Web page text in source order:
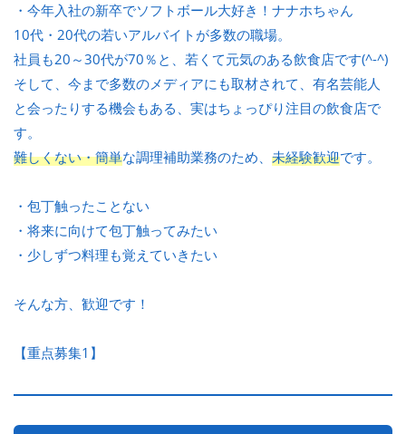
・今年入社の新卒でソフトボール大好き！ナナホちゃん
10代・20代の若いアルバイトが多数の職場。
社員も20～30代が70％と、若くて元気のある飲食店です(^-^)
そして、今まで多数のメディアにも取材されて、有名芸能人
と会ったりする機会もある、実はちょっぴり注目の飲食店で
す。
難しくない・簡単な調理補助業務のため、 未経験歓迎です。
・包丁触ったことない
・将来に向けて包丁触ってみたい
・少しずつ料理も覚えていきたい
そんな方、歓迎です！
【重点募集1】